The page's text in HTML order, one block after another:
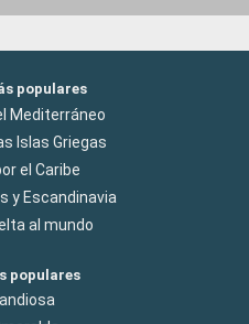
populares
Mediterráneo
Islas Griegas
el Caribe
y Escandinavia
al mundo
populares